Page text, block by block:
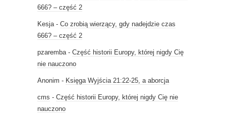
666? – część 2
Kesja - Co zrobią wierzący, gdy nadejdzie czas
666? – część 2
pzaremba - Część historii Europy, której nigdy Cię
nie nauczono
Anonim - Księga Wyjścia 21:22-25, a aborcja
cms - Część historii Europy, której nigdy Cię nie
nauczono